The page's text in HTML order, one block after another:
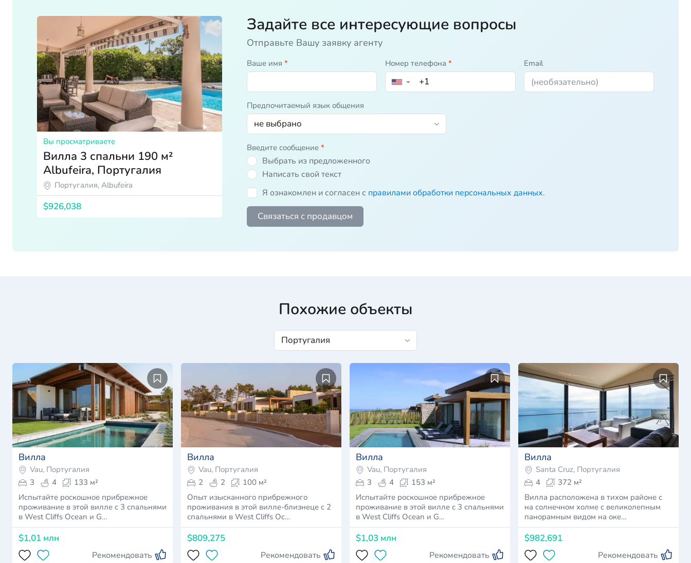
Вы просматриваете
Вилла 3 спальни 190 м²
Albufeira, Португалия
Португалия, Albufeira
$926,038
Задайте все интересующие вопросы
Отправьте Вашу заявку агенту
Ваше имя * Номер телефона*
▼
Email
Предпочитаемый язык общения
Введите сообщение *
Выбрать из предложенного
Написать свой текст
Я ознакомлен и согласен с правилами обработки персональных данных.
Связаться с продавцом
Похожие объекты
Вилла
Vau, Португалия
3
4
133 м²
Испытайте роскошное прибрежное
проживание в этой вилле с 3 спальнями
в West Cliffs Ocean и G…
$1,01 млн
Рекомендовать
Вилла
Vau, Португалия
2
2
100 м²
Опыт изысканного прибрежного
проживания в этой вилле-близнеце с 2
спальнями в West Cliffs Oc…
$809,275
Рекомендовать
Вилла
Vau, Португалия
3
4
153 м²
Испытайте роскошное прибрежное
проживание в этой вилле с 3 спальнями
в West Cliffs Ocean и G…
$1,03 млн
Рекомендовать
Вилла
Santa Cruz, Португалия
4
372 м²
Вилла расположена в тихом районе с
на солнечном холме с великолепным
панорамным видом на оке…
$982,691
Рекомендовать